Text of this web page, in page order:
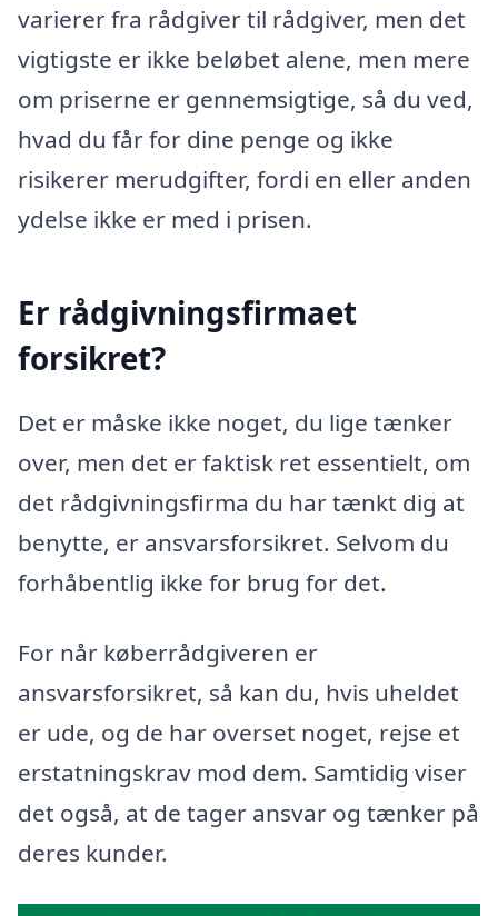
varierer fra rådgiver til rådgiver, men det
vigtigste er ikke beløbet alene, men mere
om priserne er gennemsigtige, så du ved,
hvad du får for dine penge og ikke
risikerer merudgifter, fordi en eller anden
ydelse ikke er med i prisen.
Er rådgivningsfirmaet
forsikret?
Det er måske ikke noget, du lige tænker
over, men det er faktisk ret essentielt, om
det rådgivningsfirma du har tænkt dig at
benytte, er ansvarsforsikret. Selvom du
forhåbentlig ikke for brug for det.
For når køberrådgiveren er
ansvarsforsikret, så kan du, hvis uheldet
er ude, og de har overset noget, rejse et
erstatningskrav mod dem. Samtidig viser
det også, at de tager ansvar og tænker på
deres kunder.